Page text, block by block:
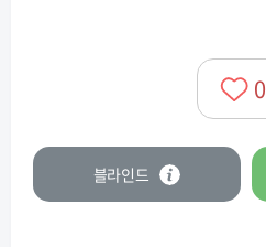
0
블라인드